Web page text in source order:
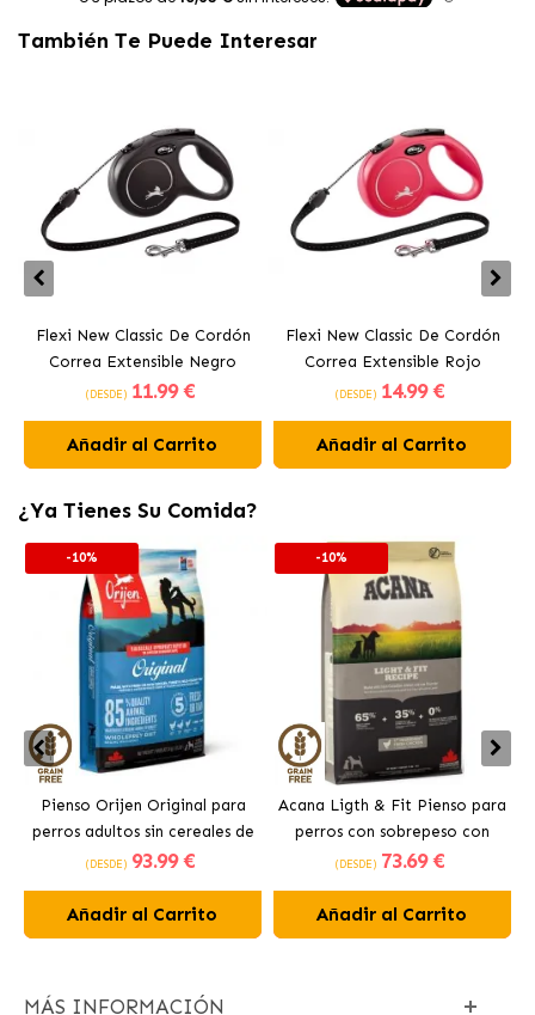
También Te Puede Interesar
Flexi New Classic De Cordón
Correa Extensible Negro
(DESDE) 11.99 €
Añadir al Carrito
Flexi New Classic De Cordón
Correa Extensible Rojo
(DESDE) 14.99 €
Añadir al Carrito
¿Ya Tienes Su Comida?
-10%
Pienso Orijen Original para
perros adultos sin cereales de
pollo
(DESDE) 93.99 €
Añadir al Carrito
-10%
Acana Ligth & Fit Pienso para
perros con sobrepeso con
pollo fresco
(DESDE) 73.69 €
Añadir al Carrito
MÁS INFORMACIÓN